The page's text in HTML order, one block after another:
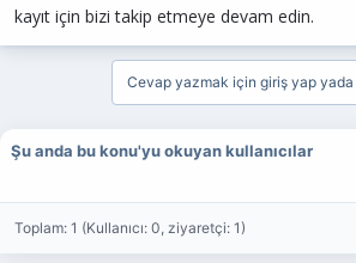
kayıt için bizi takip etmeye devam edin.
Cevap yazmak için giriş yap yada
Şu anda bu konu'yu okuyan kullanıcılar
Toplam: 1 (Kullanıcı: 0, ziyaretçi: 1)